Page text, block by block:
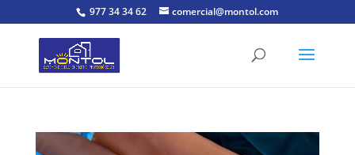
977 34 34 62 comercial@montol.com